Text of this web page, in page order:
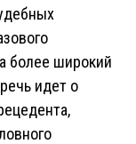
более широкий
идет о